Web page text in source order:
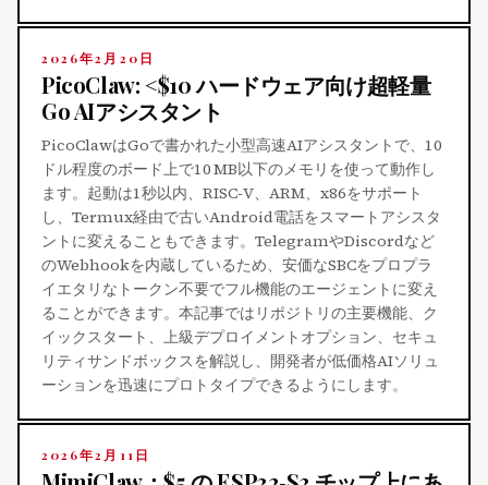
2026年2月20日
PicoClaw: <$10 ハードウェア向け超軽量
Go AIアシスタント
PicoClawはGoで書かれた小型高速AIアシスタントで、10
ドル程度のボード上で10 MB以下のメモリを使って動作し
ます。起動は1秒以内、RISC‑V、ARM、x86をサポート
し、Termux経由で古いAndroid電話をスマートアシスタ
ントに変えることもできます。TelegramやDiscordなど
のWebhookを内蔵しているため、安価なSBCをプロプラ
イエタリなトークン不要でフル機能のエージェントに変え
ることができます。本記事ではリポジトリの主要機能、ク
イックスタート、上級デプロイメントオプション、セキュ
リティサンドボックスを解説し、開発者が低価格AIソリュ
ーションを迅速にプロトタイプできるようにします。
2026年2月11日